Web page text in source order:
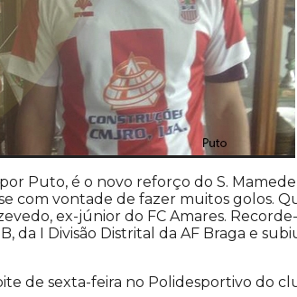
Puto, é o novo reforço do S. Mamede
com vontade de fazer muitos golos.
ex-júnior do FC Amares.
da I Divisão Distrital da AF Braga e
de sexta-feira no Polidesportivo do